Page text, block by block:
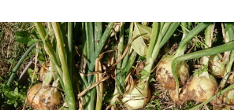
穫
と
初
夏
の